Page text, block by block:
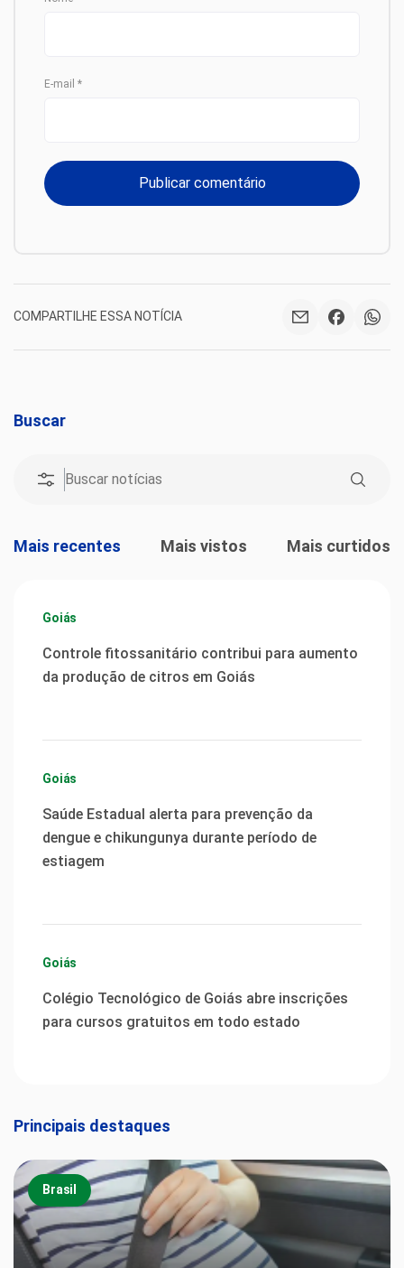
E-mail *
COMPARTILHE ESSA NOTÍCIA
Buscar
Mais recentes Mais vistos Mais curtidos
Goiás
Controle fitossanitário contribui para aumento
da produção de citros em Goiás
Goiás
Saúde Estadual alerta para prevenção da
dengue e chikungunya durante período de
estiagem
Goiás
Colégio Tecnológico de Goiás abre inscrições
para cursos gratuitos em todo estado
Principais destaques
Brasil